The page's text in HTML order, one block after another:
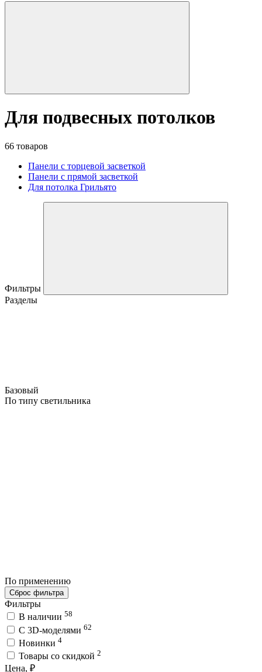
Для подвесных потолков
66 товаров
Панели с торцевой засветкой
Панели с прямой засветкой
Для потолка Грильято
Фильтры
Разделы
Базовый
По типу светильника
По применению
Сброс фильтра
Фильтры
В наличии 58
C 3D-моделями 62
Новинки 4
Товары со скидкой 2
Цена, ₽